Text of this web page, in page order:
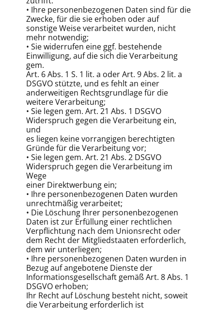
• Ihre personenbezogenen Daten sind für die
Zwecke, für die sie erhoben oder auf
sonstige Weise verarbeitet wurden, nicht
mehr notwendig;
• Sie widerrufen eine ggf. bestehende
Einwilligung, auf die sich die Verarbeitung
gem.
Art. 6 Abs. 1 S. 1 lit. a oder Art. 9 Abs. 2 lit. a
DSGVO stützte, und es fehlt an einer
anderweitigen Rechtsgrundlage für die
weitere Verarbeitung;
• Sie legen gem. Art. 21 Abs. 1 DSGVO
Widerspruch gegen die Verarbeitung ein,
und
es liegen keine vorrangigen berechtigten
Gründe für die Verarbeitung vor;
• Sie legen gem. Art. 21 Abs. 2 DSGVO
Widerspruch gegen die Verarbeitung im
Wege
einer Direktwerbung ein;
• Ihre personenbezogenen Daten wurden
unrechtmäßig verarbeitet;
• Die Löschung Ihrer personenbezogenen
Daten ist zur Erfüllung einer rechtlichen
Verpflichtung nach dem Unionsrecht oder
dem Recht der Mitgliedstaaten erforderlich,
dem wir unterliegen;
• Ihre personenbezogenen Daten wurden in
Bezug auf angebotene Dienste der
Informationsgesellschaft gemäß Art. 8 Abs. 1
DSGVO erhoben;
Ihr Recht auf Löschung besteht nicht, soweit
die Verarbeitung erforderlich ist